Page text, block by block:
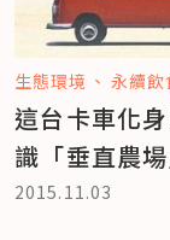
生態環境 永續飲
這台卡車化
識「垂直農場
2015.11.03